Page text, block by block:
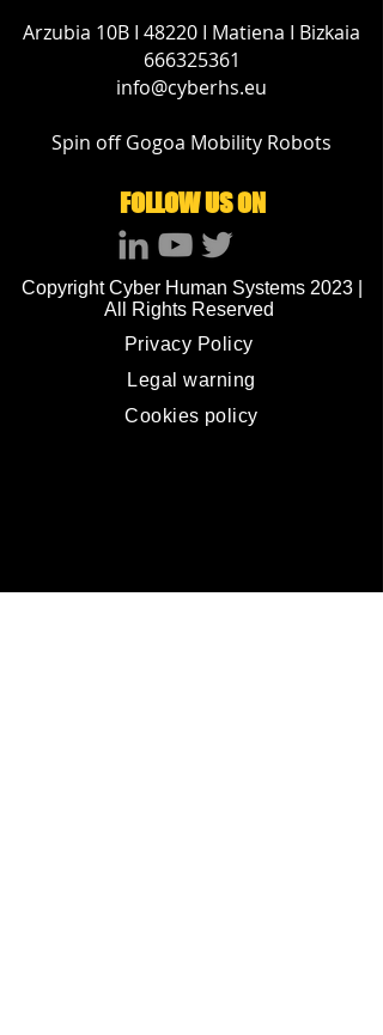
Arzubia 10B I 48220 I Matiena I Bizkaia
666325361
info@cyberhs.eu
Spin off Gogoa Mobility Robots
FOLLOW US ON
Copyright Cyber Human Systems 2023 |
All Rights Reserved
Privacy Policy
Legal warning
Cookies policy